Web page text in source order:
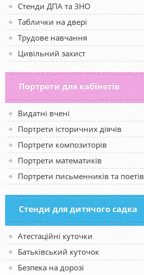
Стенди ДПА та ЗНО
Таблички на двері
Трудове навчання
Цивільний захист
Портрети для кабінетів
Видатні вчені
Портрети історичних діячів
Портрети композиторів
Портрети математиків
Портрети письменників та поетів
Стенди для дитячого садка
Атестаційні куточки
Батьківський куточок
Безпека на дорозі